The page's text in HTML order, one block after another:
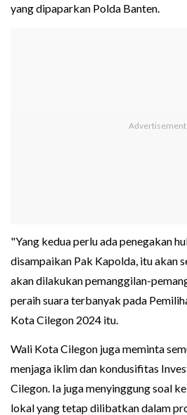
yang dipaparkan Polda Banten.
"Yang kedua perlu ada penegakan
disampaikan Pak Kapolda, itu akan
akan dilakukan pemanggilan-
peraih suara terbanyak pada
Kota Cilegon 2024 itu.
Wali Kota Cilegon juga meminta
menjaga iklim dan kondusifitas
Cilegon. Ia juga menyinggung soal
lokal yang tetap dilibatkan dalam